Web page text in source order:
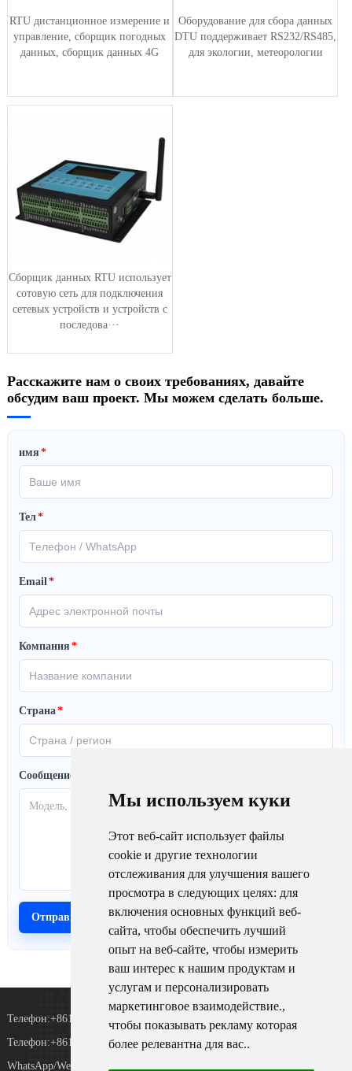
Мы используем куки
Этот веб-сайт использует файлы
cookie и другие технологии
отслеживания для улучшения вашего
просмотра в следующих целях: для
включения основных функций веб-
сайта, чтобы обеспечить лучший
опыт на веб-сайте, чтобы измерить
ваш интерес к нашим продуктам и
услугам и персонализировать
маркетинговое взаимодействие.,
чтобы показывать рекламу которая
более релевантна для вас..
RTU дистанционное измерение и
управление, сборщик погодных
данных, сборщик данных 4G
Оборудование для сбора данных
DTU поддерживает RS232/RS485,
для экологии, метеорологии
Сборщик данных RTU использует
сотовую сеть для подключения
сетевых устройств и устройств с
последова···
Расскажите нам о своих требованиях, давайте
обсудим ваш проект. Мы можем сделать больше.
имя *
Тел*
Email *
Компания *
Страна*
Сообщение
Телефон:+8615367865107
Телефон:+8618073152920
WhatsApp/WeChat：+8615367865107